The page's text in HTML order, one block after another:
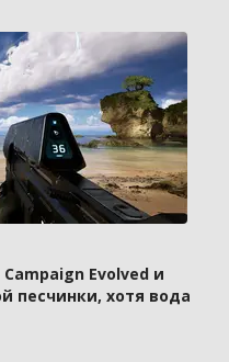
Evolved и
песчинки, хотя вода